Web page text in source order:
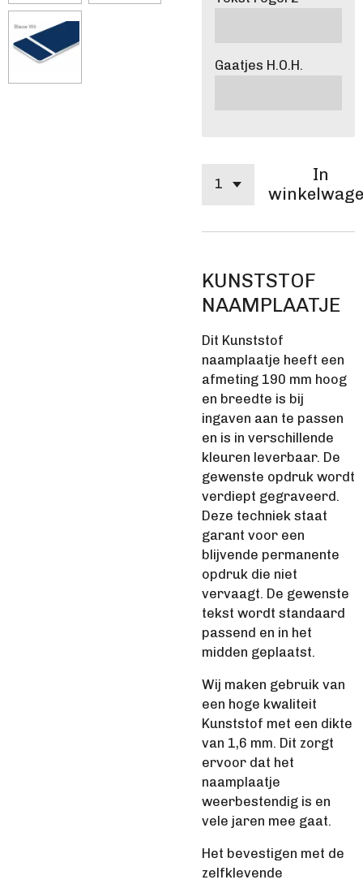
Gaatjes H.O.H.
In
KUNSTSTOF
NAAMPLAATJE
Dit Kunststof
naamplaatje heeft een
afmeting 190 mm hoog
en breedte is bij
ingaven aan te passen
en is in verschillende
kleuren leverbaar. De
gewenste opdruk wordt
verdiept gegraveerd.
Deze techniek staat
garant voor een
blijvende permanente
opdruk die niet
vervaagt. De gewenste
tekst wordt standaard
passend en in het
midden geplaatst.
Wij maken gebruik van
een hoge kwaliteit
Kunststof met een dikte
van 1,6 mm. Dit zorgt
ervoor dat het
naamplaatje
weerbestendig is en
vele jaren mee gaat.
Het bevestigen met de
zelfklevende